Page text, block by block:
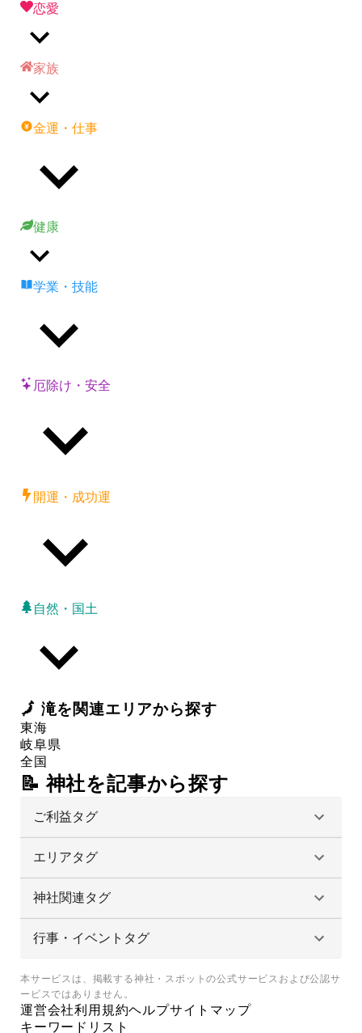
恋愛
家族
金運・仕事
健康
学業・技能
厄除け・安全
開運・成功運
自然・国土
🗾 滝を関連エリアから探す
東海
岐阜県
全国
📝 神社を記事から探す
ご利益タグ
エリアタグ
神社関連タグ
行事・イベントタグ
本サービスは、掲載する神社・スポットの公式サービスおよび公認サ
ービスではありません。
運営会社利用規約ヘルプサイトマップ
キーワードリスト